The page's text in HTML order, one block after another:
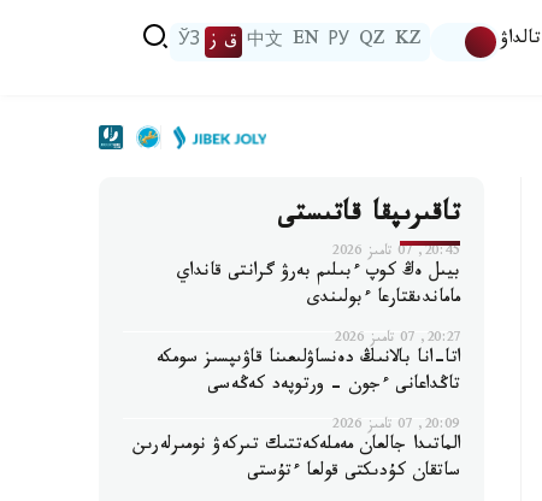
تالداۋ KZ
QZ
РУ
EN
中文 ق ز ЎЗ
تاقىرىپقا قاتىستى
20:45, 07 تامىز 2026
بيىل ەڭ كوپ ءبىلىم بەرۋ گرانتى قانداي
ماماندىقتارعا ءبولىندى
20:27, 07 تامىز 2026
اتا-انا بالانىڭ دەنساۋلىعىنا قاۋىپسىز سومكە
تاڭداعانى ءجون - ورتوپەد كەڭەسى
20:09, 07 تامىز 2026
الماتىدا جالعان مەملەكەتتىك تىركەۋ نومىرلەرىن
ساتقان كۇدىكتى قولعا ءتۇستى